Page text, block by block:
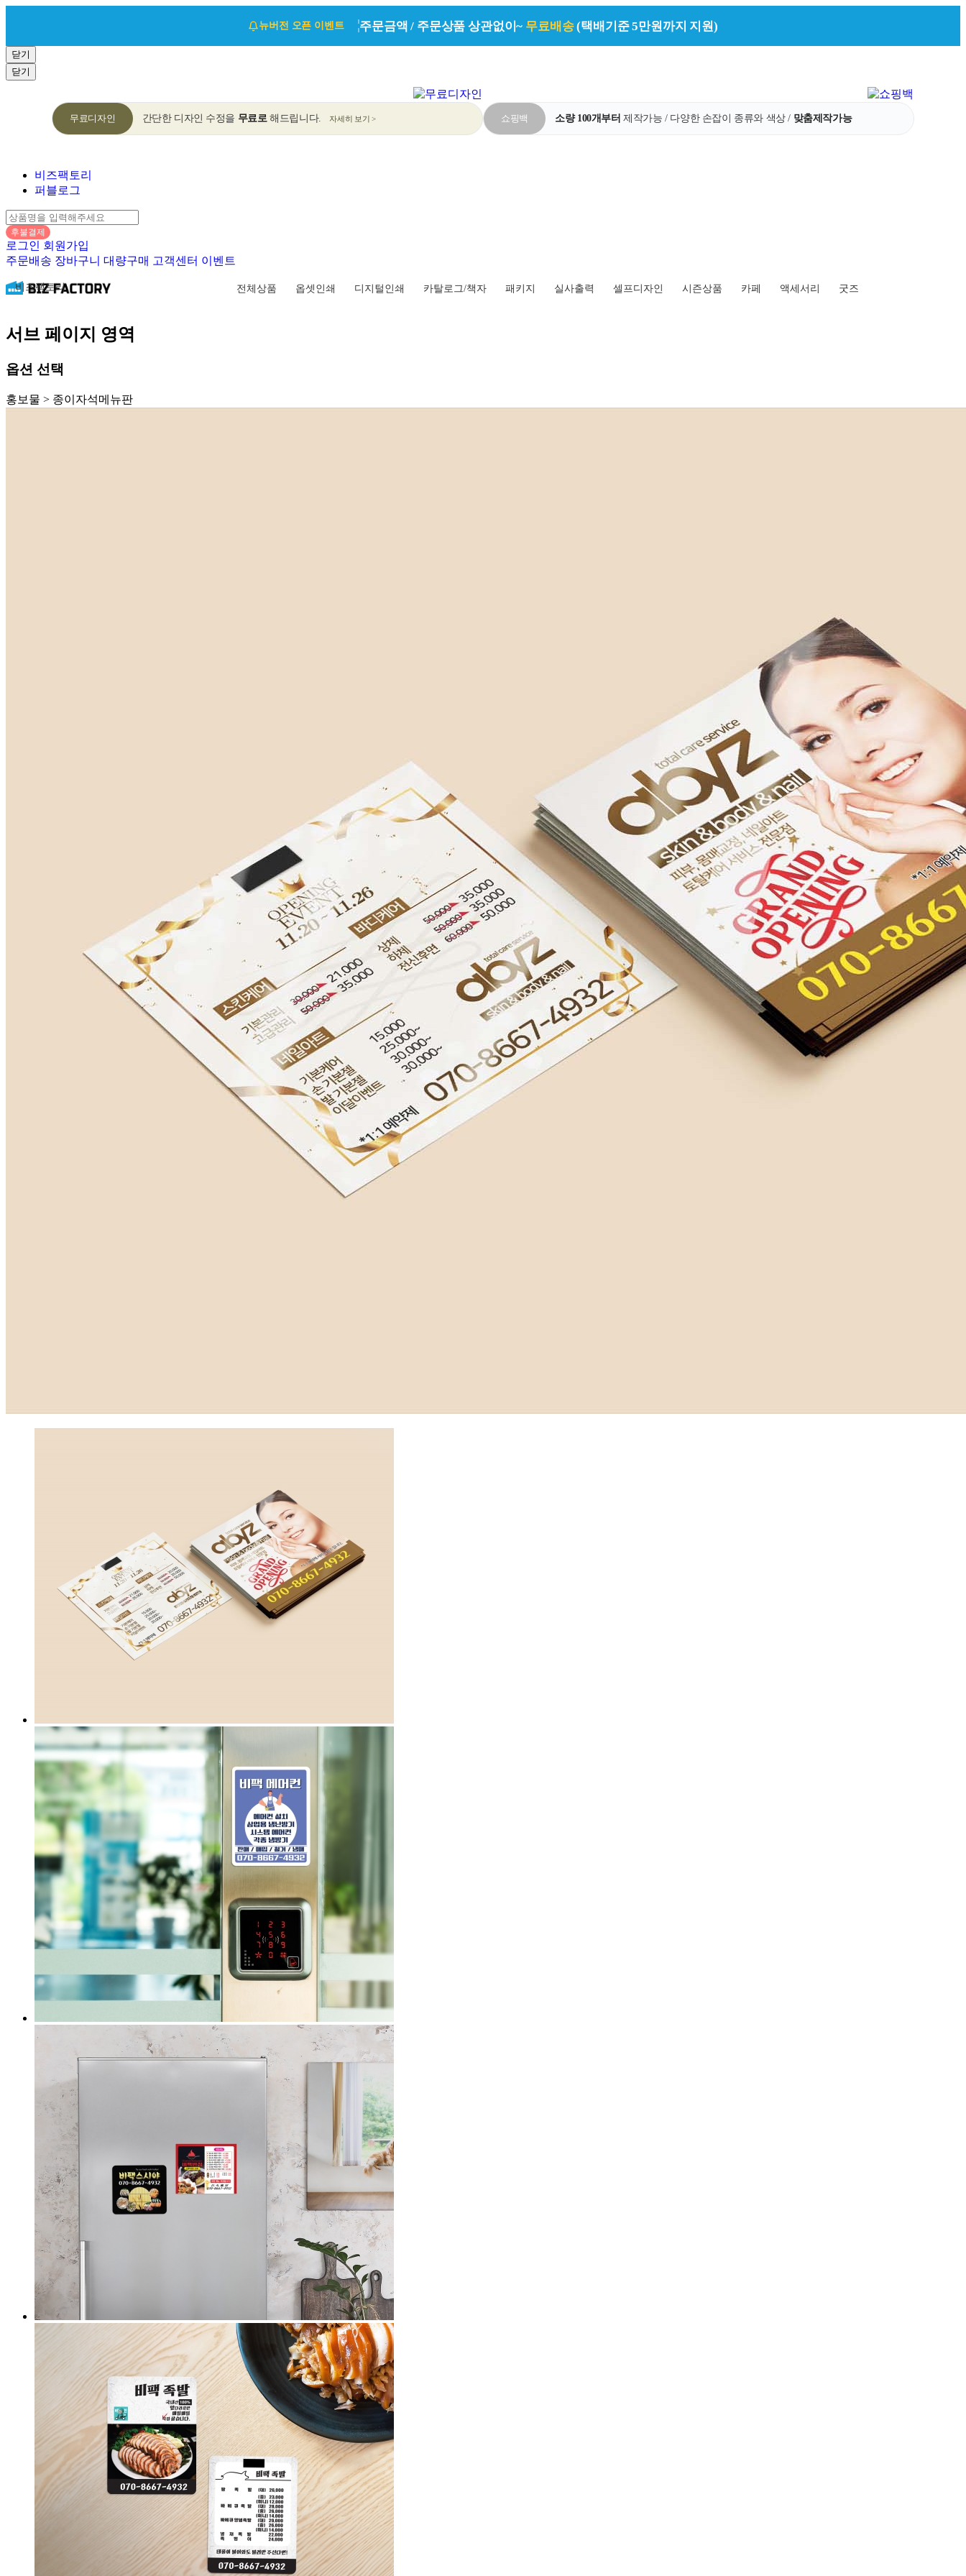
뉴버전 오픈 이벤트 주문금액 / 주문상품 상관없이~ 무료배송(택배기준 5만원까지 지원)
닫기
닫기
무료디자인 간단한 디자인 수정을 무료로해드립니다. 자세히 보기 > 쇼핑백 소량 100개부터 제작가능 / 다양한 손잡이 종류와 색상 / 맞춤제작가능
비즈팩토리
퍼블로그
후불결제
로그인 회원가입
주문배송 장바구니 대량구매 고객센터 이벤트
비즈팩토리 전체상품 옵셋인쇄 디지털인쇄 카탈로그/책자 패키지 실사출력 셀프디자인 시즌상품 카페 액세서리 굿즈
서브 페이지 영역
옵션 선택
홍보물 > 종이자석메뉴판